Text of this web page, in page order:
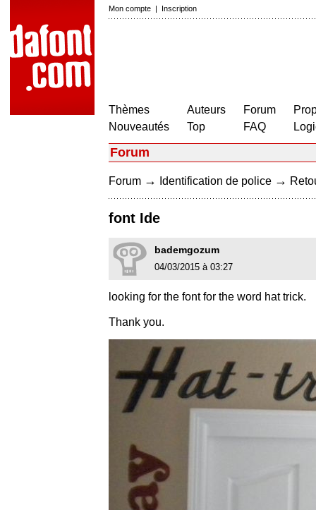
Mon compte | Inscription
Thèmes
Nouveautés
Auteurs
Top
Forum
FAQ
Forum
Forum → Identification de police →
font Ide
bademgozum
04/03/2015 à 03:27
looking for the font for the word hat trick.
Thank you.